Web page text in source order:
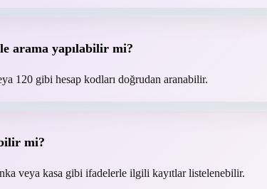
arama yapılabilir mi?
120 gibi hesap kodları doğrudan aranabilir.
mi?
veya kasa gibi ifadelerle ilgili kayıtlar listelenebilir.